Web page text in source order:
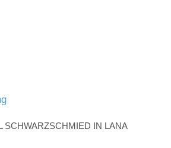
SCHWARZSCHMIED IN LANA